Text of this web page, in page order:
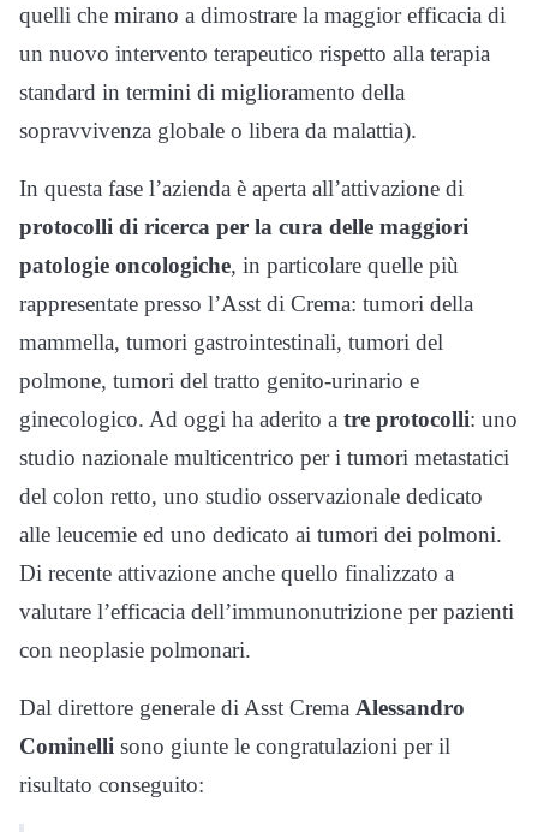
quelli che mirano a dimostrare la maggior efficacia di
un nuovo intervento terapeutico rispetto alla terapia
standard in termini di miglioramento della
sopravvivenza globale o libera da malattia).
In questa fase l’azienda è aperta all’attivazione di
protocolli di ricerca per la cura delle maggiori
patologie oncologiche, in particolare quelle più
rappresentate presso l’Asst di Crema: tumori della
mammella, tumori gastrointestinali, tumori del
polmone, tumori del tratto genito-urinario e
ginecologico. Ad oggi ha aderito a tre protocolli: uno
studio nazionale multicentrico per i tumori metastatici
del colon retto, uno studio osservazionale dedicato
alle leucemie ed uno dedicato ai tumori dei polmoni.
Di recente attivazione anche quello finalizzato a
valutare l’efficacia dell’immunonutrizione per pazienti
con neoplasie polmonari.
Dal direttore generale di Asst Crema Alessandro
Cominelli sono giunte le congratulazioni per il
risultato conseguito: